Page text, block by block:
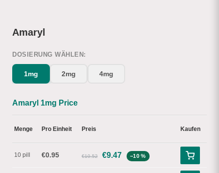
Amaryl
DOSIERUNG WÄHLEN:
1mg 2mg 4mg
Amaryl 1mg Price
Menge Pro Einheit Preis Kaufen
10 pill €0.95 €10.52 €9.47 −10 %